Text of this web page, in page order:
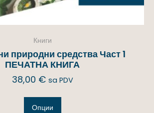
Книги
природни средства Част 1
ПЕЧАТНА КНИГА
38,00 € sa PDV
Опции